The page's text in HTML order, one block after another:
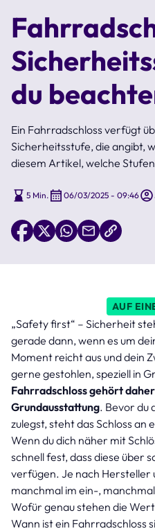
du
Ein Fahrradschloss verfügt
Sicherheitsstufe, die angibt,
diesem Artikel, welche
5 Min. 06/03/2025 - 09:46
AUF
„Safety first“ – Sicherheit
gerade dann, wenn es um
Moment reicht aus und dein
gerne gestohlen, speziell in
Fahrradschloss gehört
Grundausstattung. Bevor du
zulegst, steht das Schloss an
Wenn du dich näher mit
schnell fest, dass diese über
verfügen. Je nach Hersteller
manchmal im ein-,
Wofür genau stehen die
Wann ist ein Fahrradschloss